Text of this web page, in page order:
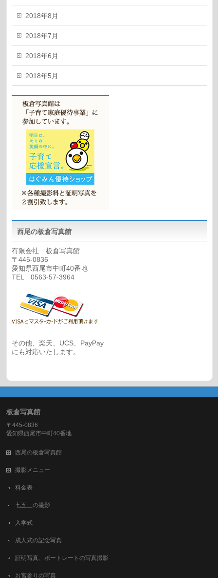
2018年8月
2018年7月
2018年6月
2018年5月
西尾の板倉写真館
有限会社 板倉写真館
〒445-0836
愛知県西尾市中町40番地
TEL 0563-57-3964
その他、楽天、UCS、PayPay
にも対応いたします。
板倉写真館
〒445-0836
愛知県西尾市中町40番地
西尾の板倉写真館
撮影メニュー
料金表
七五三の撮影
入学式
成人式の記念写真
証明写真、ポートレートの写真撮影
お宮参りの写真